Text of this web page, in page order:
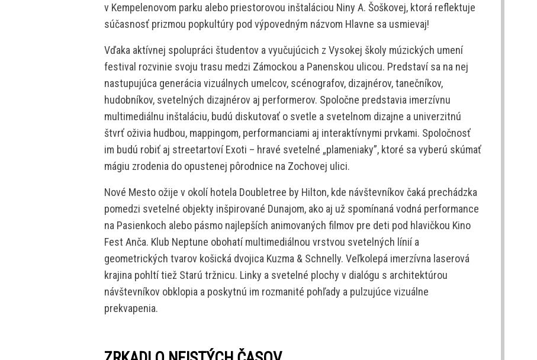
v Kempelenovom parku alebo priestorovou inštaláciou Niny A. Šoškovej, ktorá reflektuje
súčasnosť prizmou popkultúry pod výpovedným názvom Hlavne sa usmievaj!
Vďaka aktívnej spolupráci študentov a vyučujúcich z Vysokej školy múzických umení
festival rozvinie svoju trasu medzi Zámockou a Panenskou ulicou. Predstaví sa na nej
nastupujúca generácia vizuálnych umelcov, scénografov, dizajnérov, tanečníkov,
hudobníkov, svetelných dizajnérov aj performerov. Spoločne predstavia imerzívnu
multimediálnu inštaláciu, budú diskutovať o svetle a svetelnom dizajne a univerzitnú
štvrť oživia hudbou, mappingom, performanciami aj interaktívnymi prvkami. Spoločnosť
im budú robiť aj streetartoví Exoti – hravé svetelné „plameniaky”, ktoré sa vyberú skúmať
mágiu zrodenia do opustenej pôrodnice na Zochovej ulici.
Nové Mesto ožije v okolí hotela Doubletree by Hilton, kde návštevníkov čaká prechádzka
pomedzi svetelné objekty inšpirované Dunajom, ako aj už spomínaná vodná performance
na Pasienkoch alebo pásmo najlepších animovaných filmov pre deti pod hlavičkou Kino
Fest Anča. Klub Neptune obohatí multimediálnou vrstvou svetelných línií a
geometrických tvarov košická dvojica Kuzma & Schnelly. Veľkolepá imerzívna laserová
krajina pohltí tiež Starú tržnicu. Linky a svetelné plochy v dialógu s architektúrou
návštevníkov obklopia a poskytnú im rozmanité pohľady a pulzujúce vizuálne
prekvapenia.